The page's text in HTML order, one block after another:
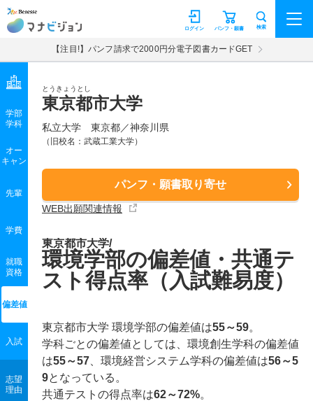
マナビジョン パンフ・願書
ログイン 検索
【注目!】パンフ請求で2000円分電子図書カードGET
とうきょうとし
東京都市大学
私立大学 東京都／神奈川県
（旧校名：武蔵工業大学）
パンフ・願書取り寄せ
WEB出願関連情報
学部
学科
オー
キャン
先輩
学費
就職
資格
偏差値
入試
志望
理由
東京都市大学/
環境学部の偏差値・共通テ
スト得点率（入試難易度）
東京都市大学 環境学部の偏差値は55～59。
学科ごとの偏差値としては、環境創生学科の偏差値
は55～57 、環境経営システム学科の偏差値は56～5
9となっている。
共通テストの得点率は62～72%。